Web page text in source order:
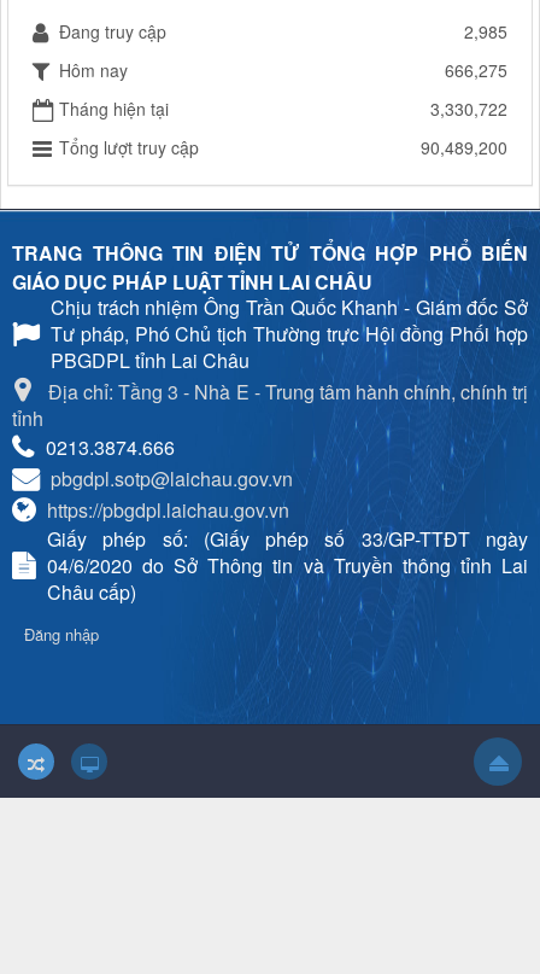
Đang truy cập
2,985
Hôm nay
666,275
Tháng hiện tại
3,330,722
Tổng lượt truy cập
90,489,200
TRANG THÔNG TIN ĐIỆN TỬ TỔNG HỢP PHỔ BIẾN
GIÁO DỤC PHÁP LUẬT TỈNH LAI CHÂU
Chịu trách nhiệmÔng Trần Quốc Khanh - Giám đốc Sở
Tư pháp, Phó Chủ tịch Thường trực Hội đồng Phối hợp
PBGDPL tỉnh Lai Châu
Địa chỉ: Tầng 3 - Nhà E - Trung tâm hành chính, chính trị
tỉnh
0213.3874.666
pbgdpl.sotp@laichau.gov.vn
https://pbgdpl.laichau.gov.vn
Giấy phép số: (Giấy phép số 33/GP-TTĐT ngày
04/6/2020 do Sở Thông tin và Truyền thông tỉnh Lai
Châu cấp)
Đăng nhập